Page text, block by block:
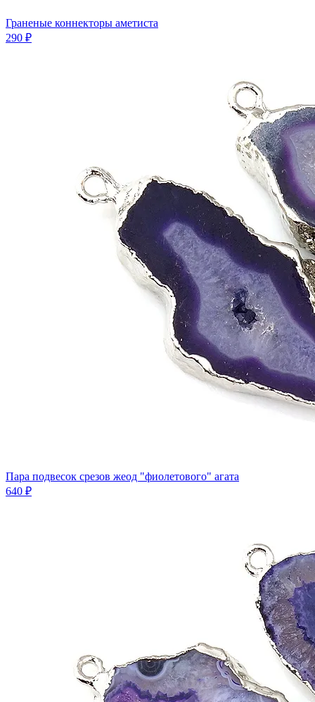
Граненые коннекторы аметиста
290 ₽
Пара подвесок срезов жеод "фиолетового" агата
640 ₽